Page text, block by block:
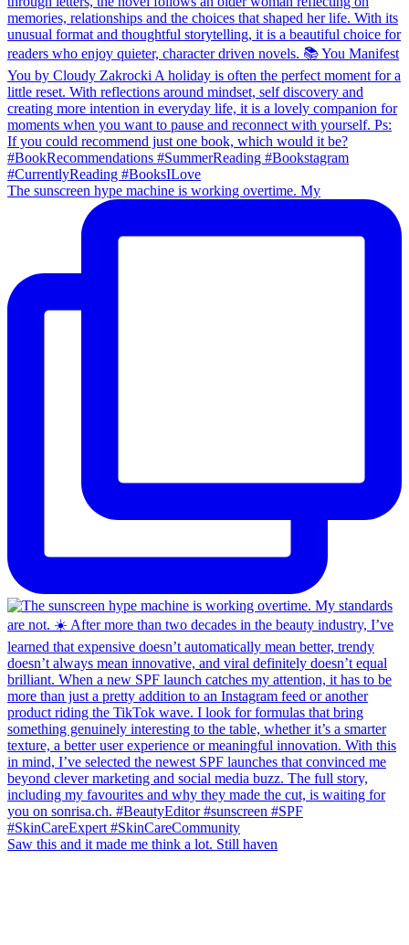
The sunscreen hype machine is working overtime. My
Saw this and it made me think a lot. Still haven